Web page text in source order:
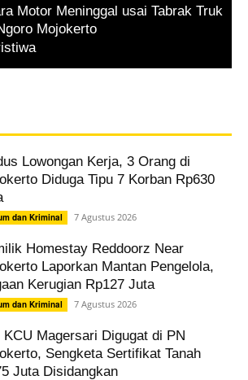
Motor Meninggal usai Tabrak Truk
Mojokerto
,
Lowongan Kerja, 3 Orang di
Diduga Tipu 7 Korban Rp630
dan Kriminal 7 Agustus 2026
Homestay Reddoorz Near
Laporkan Mantan Pengelola,
Kerugian Rp127 Juta
dan Kriminal 7 Agustus 2026
KCU Magersari Digugat di PN
Sengketa Sertifikat Tanah
Juta Disidangkan